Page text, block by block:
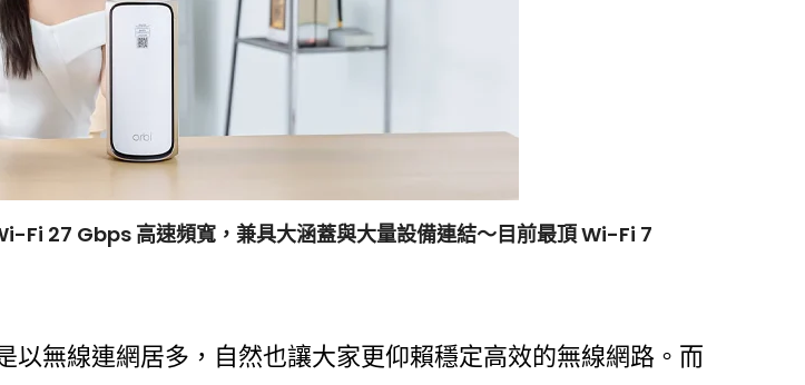
Fi 27 Gbps 高速頻寬，兼具大涵蓋與大量設備連結～目前最頂 Wi-Fi 7
無線連網居多，自然也讓大家更仰賴穩定高效的無線網路。而